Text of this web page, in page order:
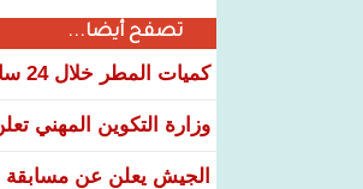
تصفح أيضا...
كميات المطر خلال 24 ساعة الماضية على مناطق عدة من البلاد
وزارة التكوين المهني
الجيش يعلن عن مسابقة